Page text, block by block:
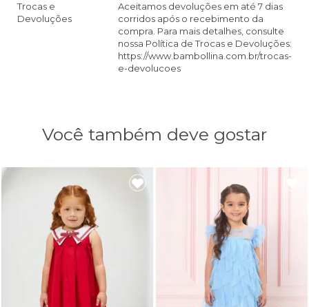
Trocas e
Devoluções
Aceitamos devoluções em até 7 dias
corridos após o recebimento da
compra. Para mais detalhes, consulte
nossa Política de Trocas e Devoluções:
https://www.bambollina.com.br/trocas-
e-devolucoes
Você também deve gostar